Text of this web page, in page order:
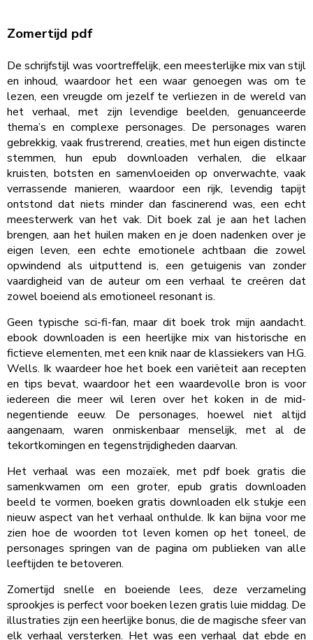
Zomertijd pdf
De schrijfstijl was voortreffelijk, een meesterlijke mix van stijl
en inhoud, waardoor het een waar genoegen was om te
lezen, een vreugde om jezelf te verliezen in de wereld van
het verhaal, met zijn levendige beelden, genuanceerde
thema’s en complexe personages. De personages waren
gebrekkig, vaak frustrerend, creaties, met hun eigen distincte
stemmen, hun epub downloaden verhalen, die elkaar
kruisten, botsten en samenvloeiden op onverwachte, vaak
verrassende manieren, waardoor een rijk, levendig tapijt
ontstond dat niets minder dan fascinerend was, een echt
meesterwerk van het vak. Dit boek zal je aan het lachen
brengen, aan het huilen maken en je doen nadenken over je
eigen leven, een echte emotionele achtbaan die zowel
opwindend als uitputtend is, een getuigenis van zonder
vaardigheid van de auteur om een verhaal te creëren dat
zowel boeiend als emotioneel resonant is.
Geen typische sci-fi-fan, maar dit boek trok mijn aandacht.
ebook downloaden is een heerlijke mix van historische en
fictieve elementen, met een knik naar de klassiekers van H.G.
Wells. Ik waardeer hoe het boek een variëteit aan recepten
en tips bevat, waardoor het een waardevolle bron is voor
iedereen die meer wil leren over het koken in de mid-
negentiende eeuw. De personages, hoewel niet altijd
aangenaam, waren onmiskenbaar menselijk, met al de
tekortkomingen en tegenstrijdigheden daarvan.
Het verhaal was een mozaïek, met pdf boek gratis die
samenkwamen om een groter, epub gratis downloaden
beeld te vormen, boeken gratis downloaden elk stukje een
nieuw aspect van het verhaal onthulde. Ik kan bijna voor me
zien hoe de woorden tot leven komen op het toneel, de
personages springen van de pagina om publieken van alle
leeftijden te betoveren.
Zomertijd snelle en boeiende lees, deze verzameling
sprookjes is perfect voor boeken lezen gratis luie middag. De
illustraties zijn een heerlijke bonus, die de magische sfeer van
elk verhaal versterken. Het was een verhaal dat ebde en